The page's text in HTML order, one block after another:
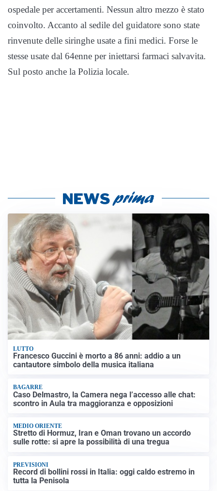
ospedale per accertamenti. Nessun altro mezzo è stato
coinvolto. Accanto al sedile del guidatore sono state
rinvenute delle siringhe usate a fini medici. Forse le
stesse usate dal 64enne per iniettarsi farmaci salvavita.
Sul posto anche la Polizia locale.
LUTTO
Francesco Guccini è morto a 86 anni: addio a un
cantautore simbolo della musica italiana
BAGARRE
Caso Delmastro, la Camera nega l’accesso alle chat:
scontro in Aula tra maggioranza e opposizioni
MEDIO ORIENTE
Stretto di Hormuz, Iran e Oman trovano un accordo
sulle rotte: si apre la possibilità di una tregua
PREVISIONI
Record di bollini rossi in Italia: oggi caldo estremo in
tutta la Penisola